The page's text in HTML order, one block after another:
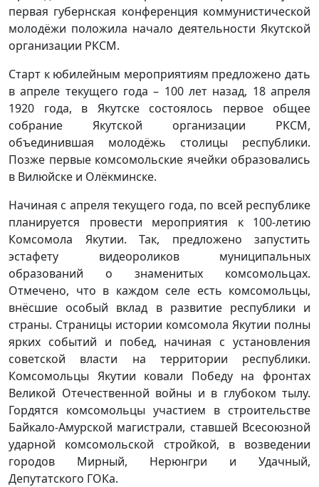
первая губернская конференция коммунистической
молодёжи положила начало деятельности Якутской
организации РКСМ.
Старт к юбилейным мероприятиям предложено дать
в апреле текущего года – 100 лет назад, 18 апреля
1920 года, в Якутске состоялось первое общее
собрание Якутской организации РКСМ,
объединившая молодёжь столицы республики.
Позже первые комсомольские ячейки образовались
в Вилюйске и Олёкминске.
Начиная с апреля текущего года, по всей республике
планируется провести мероприятия к 100-летию
Комсомола Якутии. Так, предложено запустить
эстафету видеороликов муниципальных
образований о знаменитых комсомольцах.
Отмечено, что в каждом селе есть комсомольцы,
внёсшие особый вклад в развитие республики и
страны. Страницы истории комсомола Якутии полны
ярких событий и побед, начиная с установления
советской власти на территории республики.
Комсомольцы Якутии ковали Победу на фронтах
Великой Отечественной войны и в глубоком тылу.
Гордятся комсомольцы участием в строительстве
Байкало-Амурской магистрали, ставшей Всесоюзной
ударной комсомольской стройкой, в возведении
городов Мирный, Нерюнгри и Удачный,
Депутатского ГОКа.